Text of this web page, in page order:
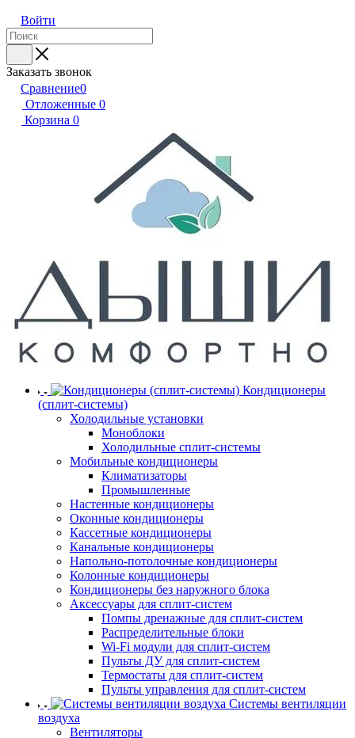
Войти
Заказать звонок
Сравнение0
Отложенные 0
Корзина 0
Кондиционеры
(сплит-системы)
Холодильные установки
Моноблоки
Холодильные сплит-системы
Мобильные кондиционеры
Климатизаторы
Промышленные
Настенные кондиционеры
Оконные кондиционеры
Кассетные кондиционеры
Канальные кондиционеры
Напольно-потолочные кондиционеры
Колонные кондиционеры
Кондиционеры без наружного блока
Аксессуары для сплит-систем
Помпы дренажные для сплит-систем
Распределительные блоки
Wi-Fi модули для сплит-систем
Пульты ДУ для сплит-систем
Термостаты для сплит-систем
Пульты управления для сплит-систем
Системы вентиляции
воздуха
Вентиляторы